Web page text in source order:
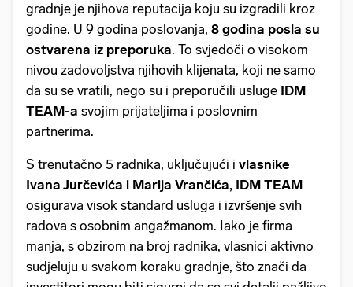
gradnje je njihova reputacija koju su izgradili kroz
godine. U 9 godina poslovanja, 8 godina posla su
ostvarena iz preporuka. To svjedoči o visokom
nivou zadovoljstva njihovih klijenata, koji ne samo
da su se vratili, nego su i preporučili usluge IDM
TEAM-a svojim prijateljima i poslovnim
partnerima.
S trenutačno 5 radnika, uključujući i vlasnike
Ivana Jurčevića i Marija Vrančića, IDM TEAM
osigurava visok standard usluga i izvršenje svih
radova s osobnim angažmanom. Iako je firma
manja, s obzirom na broj radnika, vlasnici aktivno
sudjeluju u svakom koraku gradnje, što znači da